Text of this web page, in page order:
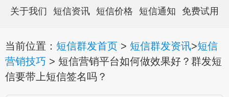
关于我们 短信资讯 短信价格 短信通知 免费试用
当前位置： 短信群发首页 > 短信群发资讯>短信
营销技巧 > 短信营销平台如何做效果好？群发短
信要带上短信签名吗？